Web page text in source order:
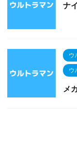
ナ
ウ
ウ
メ